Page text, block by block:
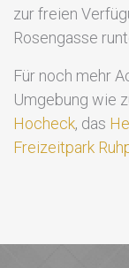
zur freien
Rosengasse
Für noch mehr
Umgebung wie
Hocheck, das
Freizeitpark